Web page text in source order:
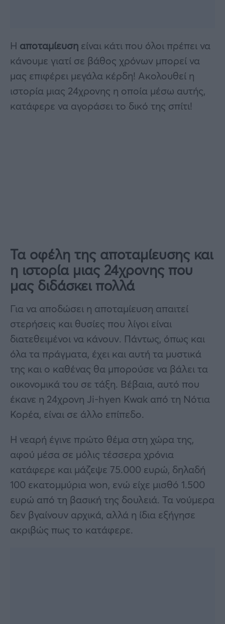
Η αποταμίευση είναι κάτι που όλοι πρέπει να
κάνουμε γιατί σε βάθος χρόνων μπορεί να
μας επιφέρει μεγάλα κέρδη! Ακολουθεί η
ιστορία μιας 24χρονης η οποία μέσω αυτής,
κατάφερε να αγοράσει το δικό της σπίτι!
Τα οφέλη της αποταμίευσης και
η ιστορία μιας 24χρονης που
μας διδάσκει πολλά
Για να αποδώσει η αποταμίευση απαιτεί
στερήσεις και θυσίες που λίγοι είναι
διατεθειμένοι να κάνουν. Πάντως, όπως και
όλα τα πράγματα, έχει και αυτή τα μυστικά
της και ο καθένας θα μπορούσε να βάλει τα
οικονομικά του σε τάξη. Βέβαια, αυτό που
έκανε η 24χρονη Ji-hyen Kwak από τη Νότια
Κορέα, είναι σε άλλο επίπεδο.
Η νεαρή έγινε πρώτο θέμα στη χώρα της,
αφού μέσα σε μόλις τέσσερα χρόνια
κατάφερε και μάζεψε 75.000 ευρώ, δηλαδή
100 εκατομμύρια won, ενώ είχε μισθό 1.500
ευρώ από τη βασική της δουλειά. Τα νούμερα
δεν βγαίνουν αρχικά, αλλά η ίδια εξήγησε
ακριβώς πως το κατάφερε.